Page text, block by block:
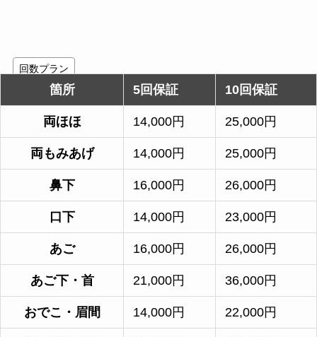
回数プラン
箇所 5回保証 10回保証
両ほほ 14,000円 25,000円
両もみあげ 14,000円 25,000円
鼻下 16,000円 26,000円
口下 14,000円 23,000円
あご 16,000円 26,000円
あご下・首 21,000円 36,000円
おでこ・眉間 14,000円 22,000円